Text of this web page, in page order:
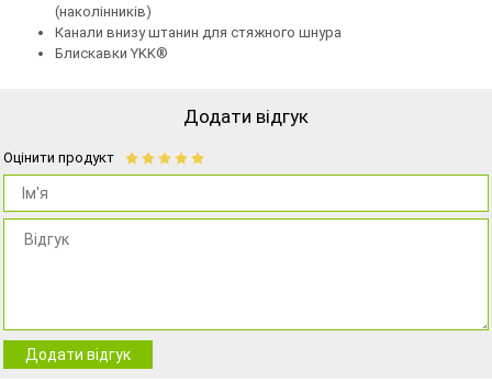
(наколінників)
Канали внизу штанин для стяжного шнура
Блискавки YKK®
Додати відгук
Оцінити продукт
Додати відгук